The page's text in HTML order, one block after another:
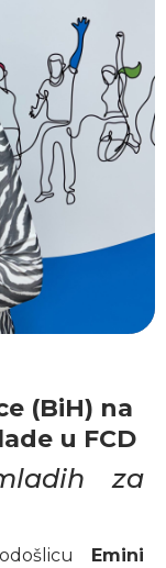
(BiH) na
u FCD
za
Emini